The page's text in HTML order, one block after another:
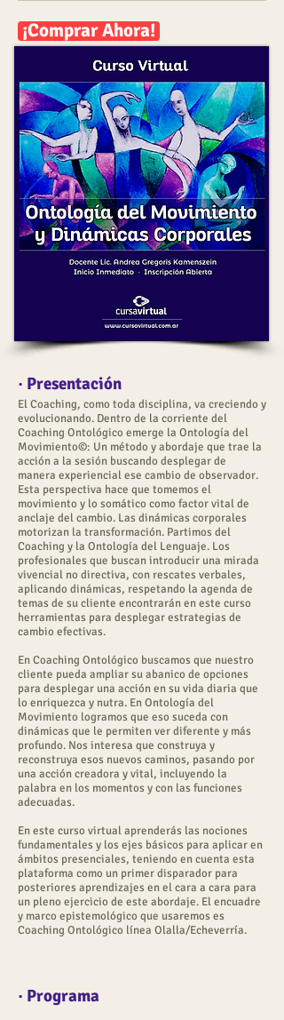
¡Comprar Ahora!
· Presentación
El Coaching, como toda disciplina, va creciendo y
evolucionando. Dentro de la corriente del
Coaching Ontológico emerge la Ontología del
Movimiento©: Un método y abordaje que trae la
acción a la sesión buscando desplegar de
manera experiencial ese cambio de observador.
Esta perspectiva hace que tomemos el
movimiento y lo somático como factor vital de
anclaje del cambio. Las dinámicas corporales
motorizan la transformación. Partimos del
Coaching y la Ontología del Lenguaje. Los
profesionales que buscan introducir una mirada
vivencial no directiva, con rescates verbales,
aplicando dinámicas, respetando la agenda de
temas de su cliente encontrarán en este curso
herramientas para desplegar estrategias de
cambio efectivas.
En Coaching Ontológico buscamos que nuestro
cliente pueda ampliar su abanico de opciones
para desplegar una acción en su vida diaria que
lo enriquezca y nutra. En Ontología del
Movimiento logramos que eso suceda con
dinámicas que le permiten ver diferente y más
profundo. Nos interesa que construya y
reconstruya esos nuevos caminos, pasando por
una acción creadora y vital, incluyendo la
palabra en los momentos y con las funciones
adecuadas.
En este curso virtual aprenderás las nociones
fundamentales y los ejes básicos para aplicar en
ámbitos presenciales, teniendo en cuenta esta
plataforma como un primer disparador para
posteriores aprendizajes en el cara a cara para
un pleno ejercicio de este abordaje. El encuadre
y marco epistemológico que usaremos es
Coaching Ontológico línea Olalla/Echeverría.
· Programa